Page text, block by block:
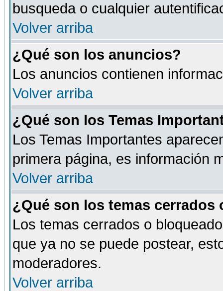
busqueda o cualquier
Volver arriba
¿Qué son los anuncios?
Los anuncios contienen
Volver arriba
¿Qué son los Temas
Los Temas Importantes
primera página, es información
Volver arriba
¿Qué son los temas cerrados
Los temas cerrados o
que ya no se puede postear,
moderadores.
Volver arriba